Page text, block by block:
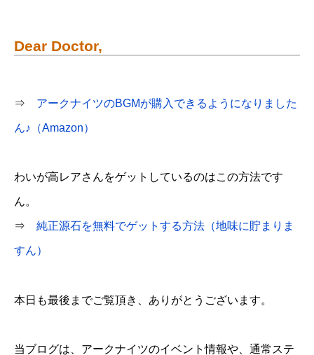
Dear Doctor,
⇒ アークナイツのBGMが購入できるようになりました
ん♪（Amazon）
わいが高レアさんをゲットしているのはこの方法です
ん。
⇒ 純正源石を無料でゲットする方法（地味に貯まりま
すん）
本日も最後までご覧頂き、ありがとうございます。
当ブログは、アークナイツのイベント情報や、通常ステ